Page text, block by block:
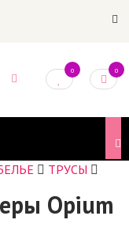
0 0
ТРУСЫ
Opium